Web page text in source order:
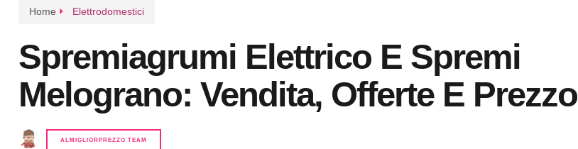
Home Elettrodomestici
Spremiagrumi Elettrico E Spremi
Melograno: Vendita, Offerte E Prezzo
ALMIGLIORPREZZO TEAM